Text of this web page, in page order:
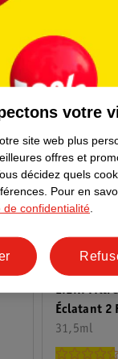
E.l.f. Filtre
Éclatant
31,5ml
17.
votre
site web plus
offres et
décidez quels
Pour en
de confidentialité